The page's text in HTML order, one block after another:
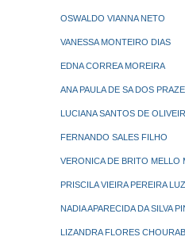
OSWALDO VIANNA NETO
VANESSA MONTEIRO DIAS
EDNA CORREA MOREIRA
ANA PAULA DE SA DOS
LUCIANA SANTOS DE
FERNANDO SALES FILHO
VERONICA DE BRITO MELLO
PRISCILA VIEIRA PEREIRA
NADIA APARECIDA DA SILVA
LIZANDRA FLORES